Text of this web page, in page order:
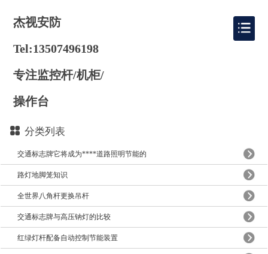
杰视安防
Tel:13507496198
专注监控杆/机柜/
操作台
分类列表
交通标志牌它将成为****道路照明节能的
路灯地脚笼知识
全世界八角杆更换吊杆
交通标志牌与高压钠灯的比较
红绿灯杆配备自动控制节能装置